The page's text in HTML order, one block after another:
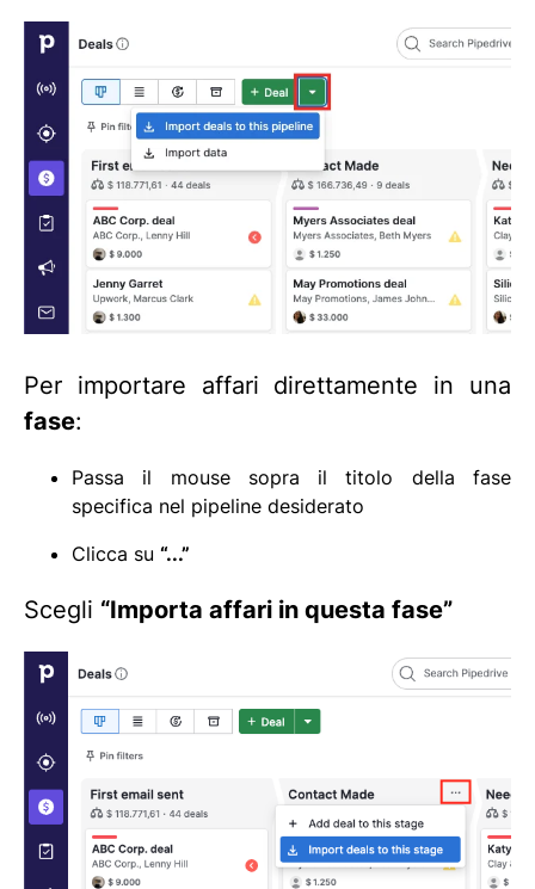
Per importare affari direttamente in una
fase:
Passa il mouse sopra il titolo della fase
specifica nel pipeline desiderato
Clicca su “...”
Scegli “Importa affari in questa fase”